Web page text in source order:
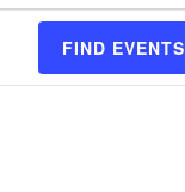
FIND EVENTS